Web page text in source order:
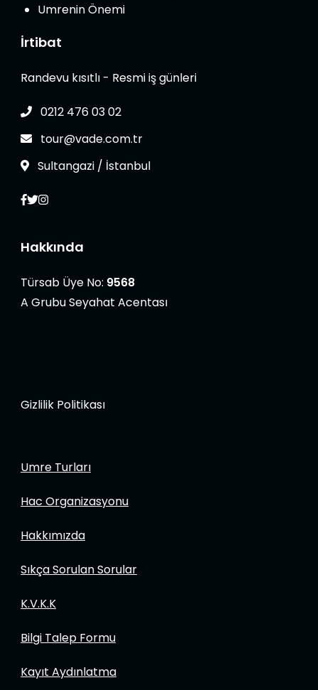
Umrenin Önemi
İrtibat
Randevu kısıtlı - Resmi iş günleri
0212 476 03 02
tour@vade.com.tr
Sultangazi / İstanbul
Hakkında
Türsab Üye No: 9568
A Grubu Seyahat Acentası
Gizlilik Politikası
Umre Turları
Hac Organizasyonu
Hakkımızda
Sıkça Sorulan Sorular
K.V.K.K
Bilgi Talep Formu
Kayıt Aydınlatma